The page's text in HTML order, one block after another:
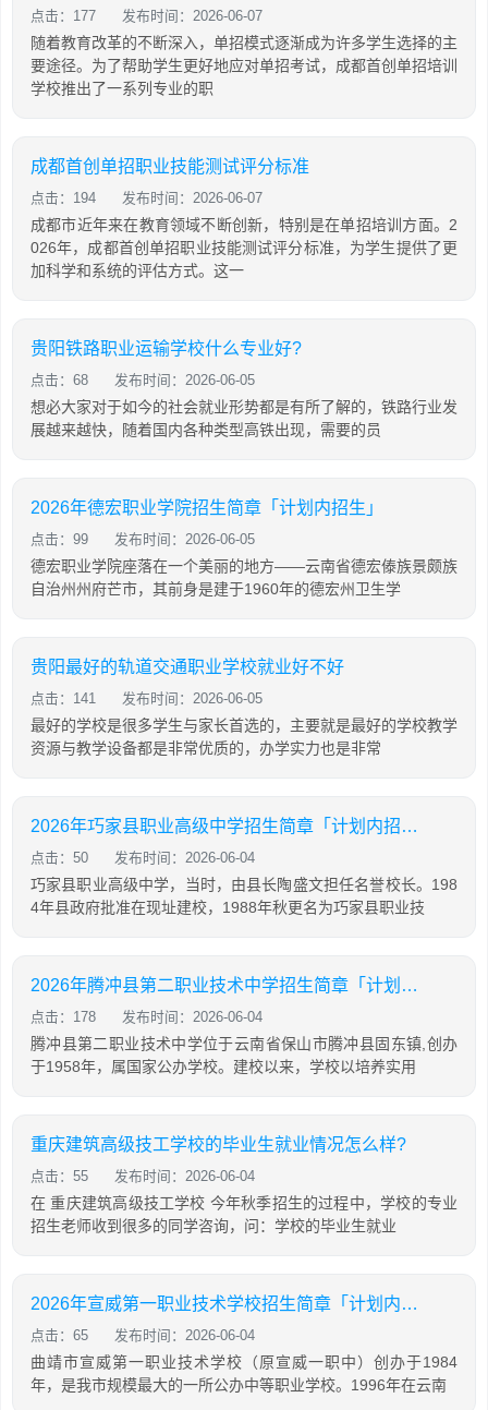
点击：177 发布时间：2026-06-07
随着教育改革的不断深入，单招模式逐渐成为许多学生选择的主
要途径。为了帮助学生更好地应对单招考试，成都首创单招培训
学校推出了一系列专业的职
成都首创单招职业技能测试评分标准
点击：194 发布时间：2026-06-07
成都市近年来在教育领域不断创新，特别是在单招培训方面。2
026年，成都首创单招职业技能测试评分标准，为学生提供了更
加科学和系统的评估方式。这一
贵阳铁路职业运输学校什么专业好?
点击：68 发布时间：2026-06-05
想必大家对于如今的社会就业形势都是有所了解的，铁路行业发
展越来越快，随着国内各种类型高铁出现，需要的员
2026年德宏职业学院招生简章「计划内招生」
点击：99 发布时间：2026-06-05
德宏职业学院座落在一个美丽的地方——云南省德宏傣族景颇族
自治州州府芒市，其前身是建于1960年的德宏州卫生学
贵阳最好的轨道交通职业学校就业好不好
点击：141 发布时间：2026-06-05
最好的学校是很多学生与家长首选的，主要就是最好的学校教学
资源与教学设备都是非常优质的，办学实力也是非常
2026年巧家县职业高级中学招生简章「计划内招生」
点击：50 发布时间：2026-06-04
巧家县职业高级中学，当时，由县长陶盛文担任名誉校长。198
4年县政府批准在现址建校，1988年秋更名为巧家县职业技
2026年腾冲县第二职业技术中学招生简章「计划内招生」
点击：178 发布时间：2026-06-04
腾冲县第二职业技术中学位于云南省保山市腾冲县固东镇,创办
于1958年，属国家公办学校。建校以来，学校以培养实用
重庆建筑高级技工学校的毕业生就业情况怎么样?
点击：55 发布时间：2026-06-04
在 重庆建筑高级技工学校 今年秋季招生的过程中，学校的专业
招生老师收到很多的同学咨询，问：学校的毕业生就业
2026年宣威第一职业技术学校招生简章「计划内招生」
点击：65 发布时间：2026-06-04
曲靖市宣威第一职业技术学校（原宣威一职中）创办于1984
年，是我市规模最大的一所公办中等职业学校。1996年在云南